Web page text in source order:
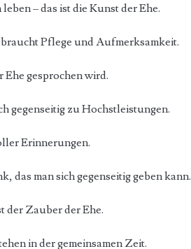
– das ist die Kunst der Ehe.
Pflege und Aufmerksamkeit.
Ehe gesprochen wird.
gegenseitig zu Hochstleistungen.
Erinnerungen.
das man sich gegenseitig geben kann.
der Zauber der Ehe.
in der gemeinsamen Zeit.